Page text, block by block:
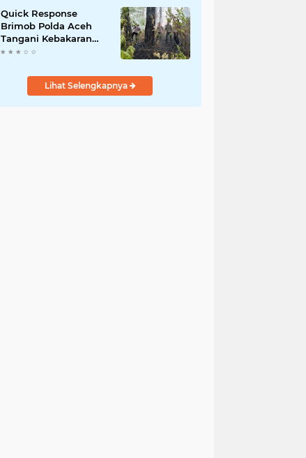
Aceh Tenggara
Quick Response
Brimob Polda Aceh
Tangani Kebakaran
Hutan di Lembah
Lihat Selengkapnya